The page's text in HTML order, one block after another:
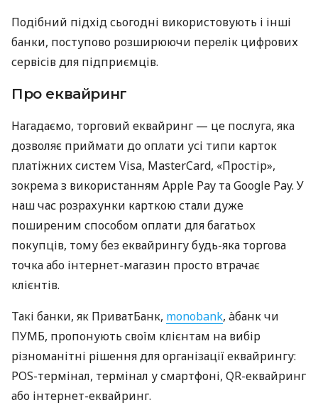
Подібний підхід сьогодні використовують і інші
банки, поступово розширюючи перелік цифрових
сервісів для підприємців.
Про еквайринг
Нагадаємо, торговий еквайринг — це послуга, яка
дозволяє приймати до оплати усі типи карток
платіжних систем Visa, MasterCard, «Простір»,
зокрема з використанням Apple Pay та Google Pay. У
наш час розрахунки карткою стали дуже
поширеним способом оплати для багатьох
покупців, тому без еквайрингу будь-яка торгова
точка або інтернет-магазин просто втрачає
клієнтів.
Такі банки, як ПриватБанк, monobank, àбанк чи
ПУМБ, пропонують своїм клієнтам на вибір
різноманітні рішення для організації еквайрингу:
POS-термінал, термінал у смартфоні, QR-еквайринг
або інтернет-еквайринг.